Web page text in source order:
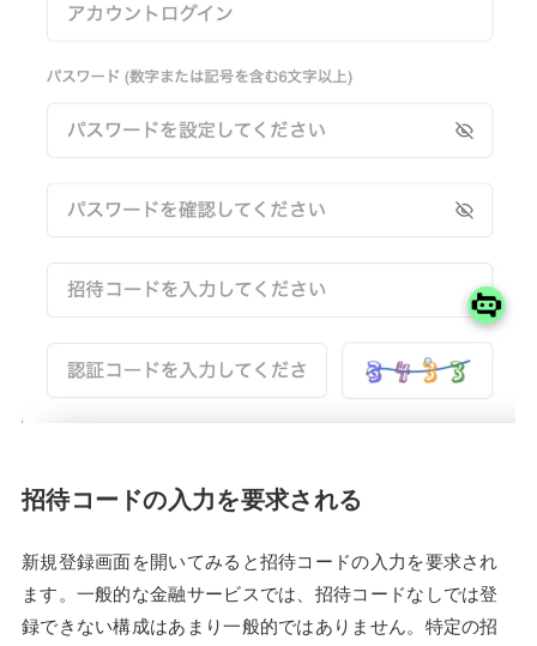
招待コードの入力を要求される
新規登録画面を開いてみると招待コードの入力を要求され
ます。一般的な金融サービスでは、招待コードなしでは登
録できない構成はあまり一般的ではありません。特定の招